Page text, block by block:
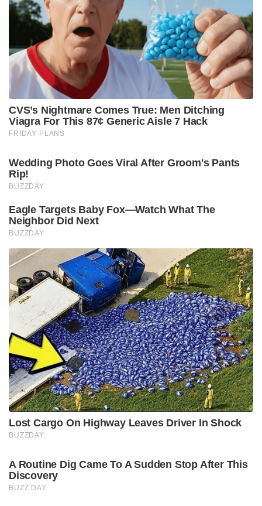
CVS’s Nightmare Comes True: Men Ditching
Viagra For This 87¢ Generic Aisle 7 Hack
FRIDAY PLANS
Wedding Photo Goes Viral After Groom's Pants
Rip!
BUZZDAY
Eagle Targets Baby Fox—Watch What The
Neighbor Did Next
BUZZDAY
Lost Cargo On Highway Leaves Driver In Shock
BUZZDAY
A Routine Dig Came To A Sudden Stop After This
Discovery
BUZZ DAY